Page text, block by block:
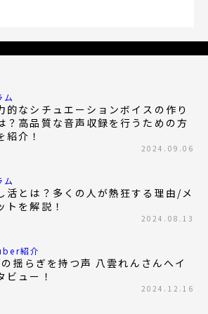
ム
的なシチュエーションボイスの作り
？高品質な音声収録を行うための方
紹介！
2024.09.06
ム
活とは？多くの人が熱狂する理由/メ
トを解説！
2024.08.13
紹介
揺らぎを持つ声 八雲れんさんへイ
ビュー！
2024.12.16